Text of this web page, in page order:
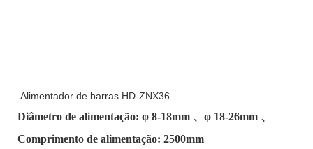
Alimentador de barras HD-ZNX36
Diâmetro de alimentação: φ 8-18mm 、φ 18-26mm 、
Comprimento de alimentação: 2500mm